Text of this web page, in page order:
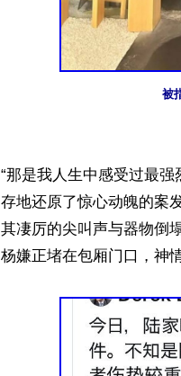
被
“那是我人生中感受过最
存地还原了惊心动魄的案
其凄厉的尖叫声与器物倒
杨嫌正堵在包厢门口，神